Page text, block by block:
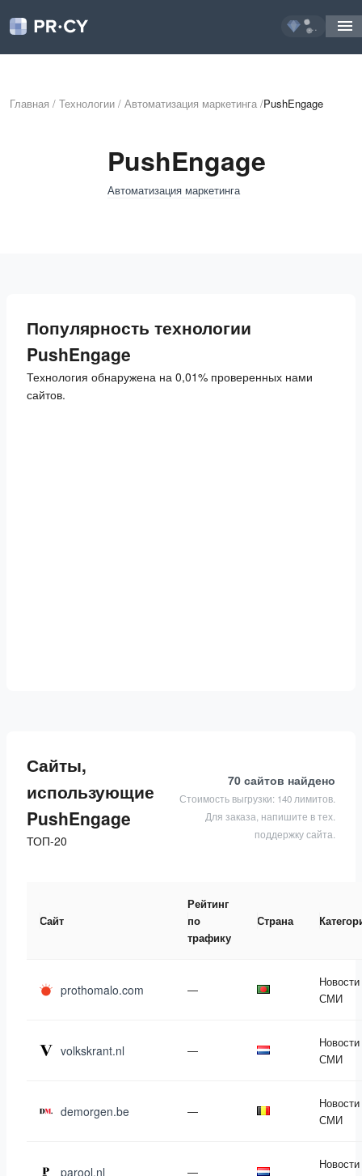
...
Главная / Технологии / Автоматизация маркетинга /PushEngage
PushEngage
Автоматизация маркетинга
Популярность технологии
PushEngage
Технология обнаружена на 0,01% проверенных нами
сайтов.
Сайты,
использующие
PushEngage
ТОП-20
70 сайтов найдено
Стоимость выгрузки: 140 лимитов.
Для заказа, напишите в тех.
поддержку сайта.
Сайт
Рейтинг
по
трафику
Страна
prothomalo.com —
СМИ
volkskrant.nl —
СМИ
demorgen.be —
СМИ
parool.nl —